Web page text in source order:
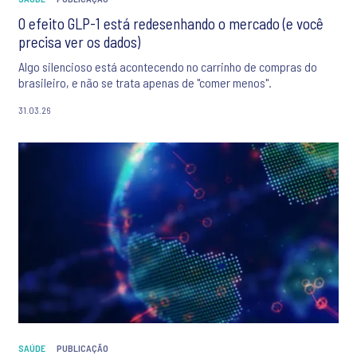
O efeito GLP-1 está redesenhando o mercado (e você
precisa ver os dados)
Algo silencioso está acontecendo no carrinho de compras do
brasileiro, e não se trata apenas de "comer menos".
31.03.26
SAÚDE PUBLICAÇÃO